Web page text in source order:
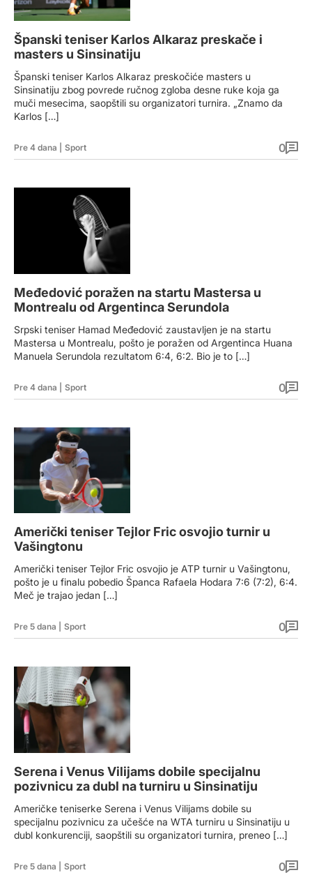
Španski teniser Karlos Alkaraz preskače i
masters u Sinsinatiju
Španski teniser Karlos Alkaraz preskočiće masters u
Sinsinatiju zbog povrede ručnog zgloba desne ruke koja ga
muči mesecima, saopštili su organizatori turnira. „Znamo da
Karlos […]
Pre 4 dana Sport 0
Međedović poražen na startu Mastersa u
Montrealu od Argentinca Serundola
Srpski teniser Hamad Međedović zaustavljen je na startu
Mastersa u Montrealu, pošto je poražen od Argentinca Huana
Manuela Serundola rezultatom 6:4, 6:2. Bio je to […]
Pre 4 dana Sport 0
Američki teniser Tejlor Fric osvojio turnir u
Vašingtonu
Američki teniser Tejlor Fric osvojio je ATP turnir u Vašingtonu,
pošto je u finalu pobedio Španca Rafaela Hodara 7:6 (7:2), 6:4.
Meč je trajao jedan […]
Pre 5 dana Sport 0
Serena i Venus Vilijams dobile specijalnu
pozivnicu za dubl na turniru u Sinsinatiju
Američke teniserke Serena i Venus Vilijams dobile su
specijalnu pozivnicu za učešće na WTA turniru u Sinsinatiju u
dubl konkurenciji, saopštili su organizatori turnira, preneo […]
Pre 5 dana Sport 0